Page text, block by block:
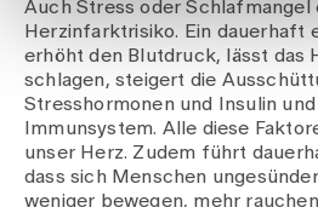
Auch Stress oder Schlafmangel
Herzinfarktrisiko. Ein dauerhaft
erhöht den Blutdruck, lässt das
schlagen, steigert die
Stresshormonen und Insulin
Immunsystem. Alle diese
unser Herz. Zudem führt
dass sich Menschen
weniger bewegen, mehr